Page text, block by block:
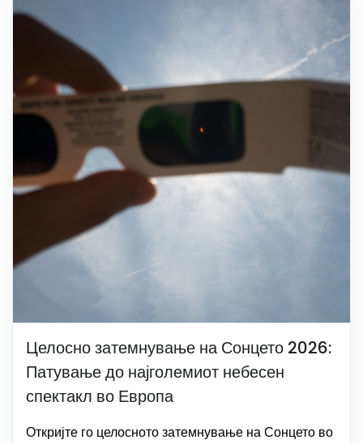
Целосно затемнување на Сонцето 2026:
Патување до најголемиот небесен
спектакл во Европа
Откријте го целосното затемнување на Сонцето во